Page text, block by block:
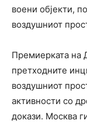
воени објекти,
воздушниот
Премиерката на
претходните
воздушниот
активности со
докази. Москва